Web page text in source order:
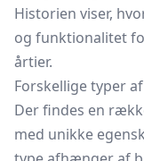
Historien viser,
og funktionalitet
årtier.
Forskellige typer
Der findes en
med unikke